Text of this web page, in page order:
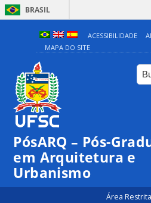
BRASIL
ACESSIBILIDADE
MAPA DO SITE
PósARQ – Pós-
em Arquitetura e
Urbanismo
Área Restrita